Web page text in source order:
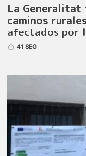
La Generalitat
caminos
afectados por
41 SEG